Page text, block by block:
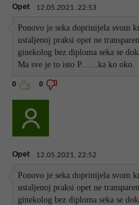
Opet 12.05.2021. 22:53
Ponovo je seka doprinijela svom
ustaljenoj praksi opet ne
ginekolog bez diploma seka se
Ma sve je to isto P.......ka ko oko.
0 0
Opet 12.05.2021. 22:52
Ponovo je seka doprinijela svom
ustaljenoj praksi opet ne
ginekolog bez diploma seka se